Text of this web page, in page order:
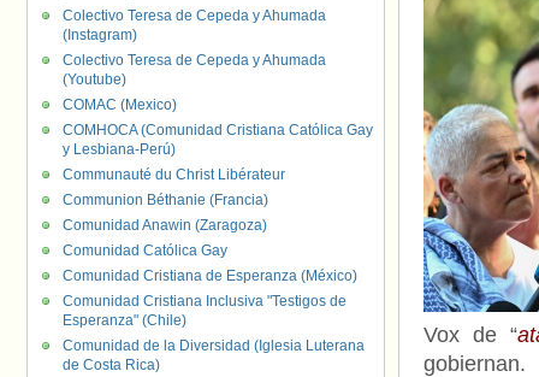
Vox de “
gobiernan.
Colectivo Teresa de Cepeda y Ahumada
(Instagram)
Colectivo Teresa de Cepeda y Ahumada
(Youtube)
COMAC (Mexico)
COMHOCA (Comunidad Cristiana Católica Gay
y Lesbiana-Perú)
Communauté du Christ Libérateur
Communion Béthanie (Francia)
Comunidad Anawin (Zaragoza)
Comunidad Católica Gay
Comunidad Cristiana de Esperanza (México)
Comunidad Cristiana Inclusiva "Testigos de
Esperanza" (Chile)
Comunidad de la Diversidad (Iglesia Luterana
de Costa Rica)